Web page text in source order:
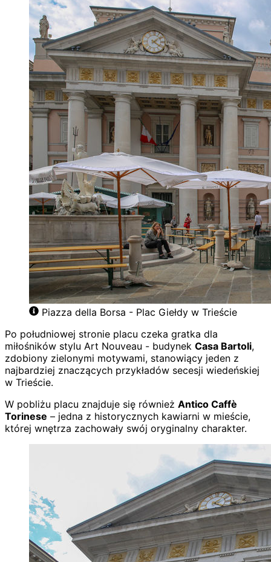
Piazza della Borsa - Plac Giełdy w Trieście
Po południowej stronie placu czeka gratka dla
miłośników stylu Art Nouveau - budynek Casa Bartoli,
zdobiony zielonymi motywami, stanowiący jeden z
najbardziej znaczących przykładów secesji wiedeńskiej
w Trieście.
W pobliżu placu znajduje się również Antico Caffè
Torinese – jedna z historycznych kawiarni w mieście,
której wnętrza zachowały swój oryginalny charakter.